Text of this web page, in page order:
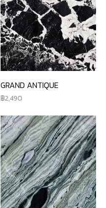
GRAND ANTIQUE
2,490